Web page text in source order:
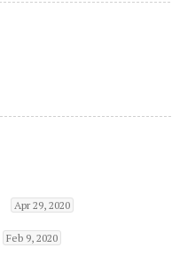
Apr 29, 2020
Feb 9, 2020